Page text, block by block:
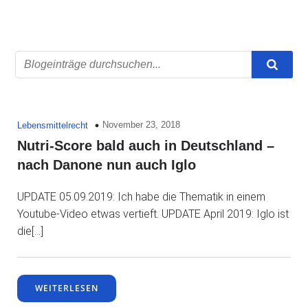
Lebensmittelrecht November 23, 2018
Nutri-Score bald auch in Deutschland –
nach Danone nun auch Iglo
UPDATE 05.09.2019: Ich habe die Thematik in einem
Youtube-Video etwas vertieft. UPDATE April 2019: Iglo ist
die[…]
WEITERLESEN